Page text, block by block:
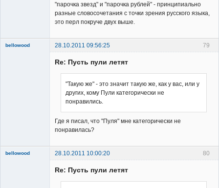
"парочка звезд" и "парочка рублей" - принципиально
разные словосочетания с точки зрения русского языка,
это перл покруче двух выше.
79
bellowood
28.10.2011 09:56:25
Re: Пусть пули летят
"Такую же" - это значит такую же, как у вас, или у
других, кому Пули категорически не
понравились.
Где я писал, что "Пуля" мне категорически не
понравилась?
80
bellowood
28.10.2011 10:00:20
Re: Пусть пули летят